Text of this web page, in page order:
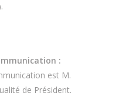
:
est M.
de Président.